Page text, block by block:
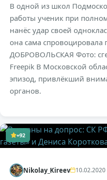
В одной из школ
работы ученик при
нанёс удар своей
она сама спровоцировала
ДОБРОВОЛЬСКАЯ Фото:
Freepik В Московской
эпизод, привлёкший
органов.
+92
Nikolay_Kireev 10.02.2020